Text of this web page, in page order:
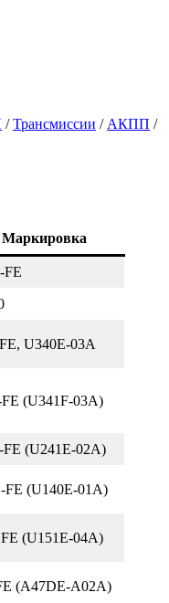
/Трансмиссии / АКПП /
Маркировка
FE
U340E-03A
(U341F-03A)
(U241E-02A)
FE (U140E-01A)
(U151E-04A)
(A47DE-A02A)